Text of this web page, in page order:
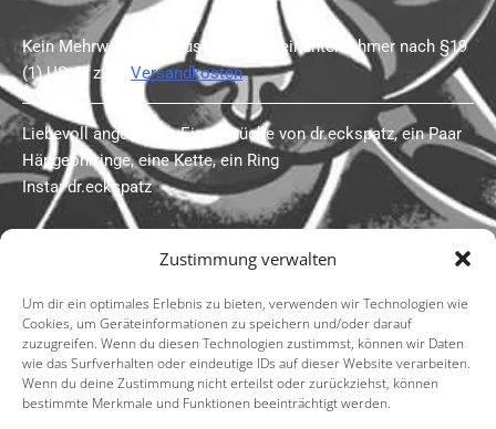
Zustimmung verwalten
Um dir ein optimales Erlebnis zu bieten, verwenden wir Technologien wie
Cookies, um Geräteinformationen zu speichern und/oder darauf
zuzugreifen. Wenn du diesen Technologien zustimmst, können wir Daten
wie das Surfverhalten oder eindeutige IDs auf dieser Website verarbeiten.
Wenn du deine Zustimmung nicht erteilst oder zurückziehst, können
bestimmte Merkmale und Funktionen beeinträchtigt werden.
Kein Mehrwertsteuerausweis, da Kleinunternehmer nach §19
(1) UStG. zzgl. Versandkosten
Liebevoll angefertige Einzelstücke von dr.eckspatz, ein Paar
Hängeohrringe, eine Kette, ein Ring
Insta: dr.eckspatz
ImpressumDatenschutzerklärung